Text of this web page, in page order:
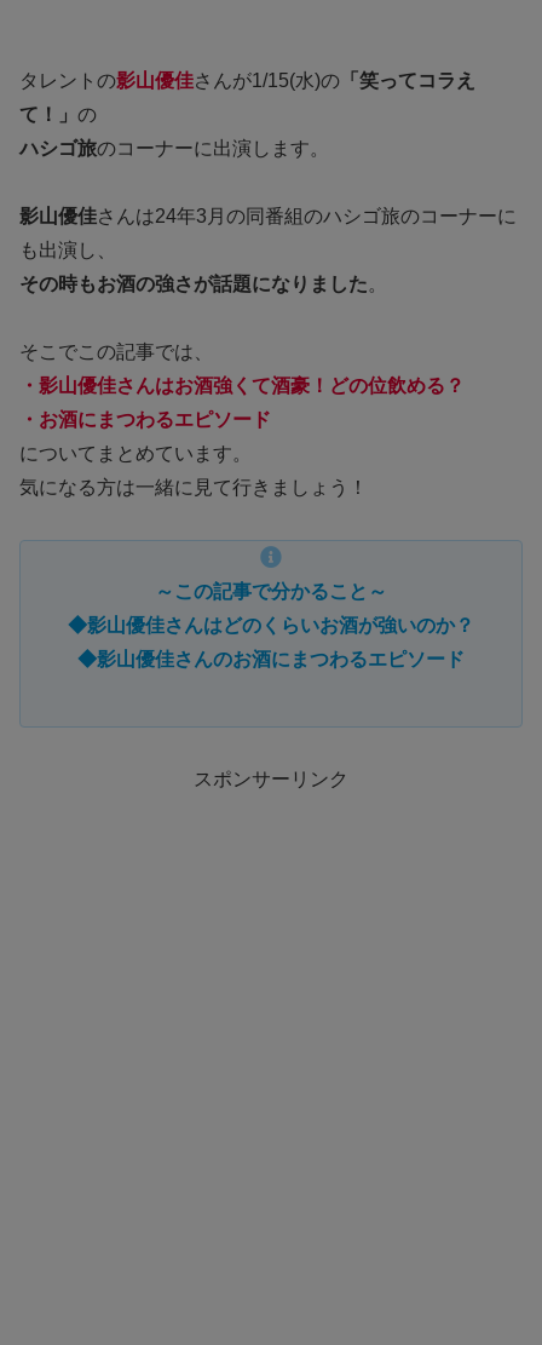
タレントの影山優佳さんが1/15(水)の 「笑ってコラえ
て！」 の
ハシゴ旅のコーナーに出演します。
影山優佳さんは24年3月の同番組のハシゴ旅のコーナーに
も出演し、
その時もお酒の強さが話題になりました。
そこでこの記事では、
・影山優佳さんはお酒強くて酒豪！どの位飲める？
・お酒にまつわるエピソード
についてまとめています。
気になる方は一緒に見て行きましょう！
～この記事で分かること～
◆影山優佳さんはどのくらいお酒が強いのか？
◆影山優佳さんのお酒にまつわるエピソード
スポンサーリンク